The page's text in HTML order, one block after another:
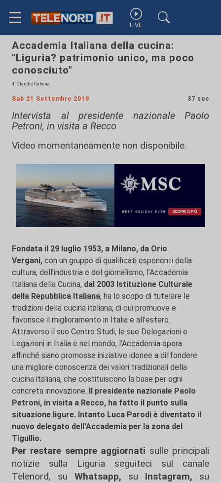
☰ LIVE
Accademia Italiana della cucina:
"Liguria? patrimonio unico, ma poco
conosciuto"
di Claudio Cabona
Sab 21 Settembre 2019 37 sec
Intervista al presidente nazionale Paolo
Petroni, in visita a Recco
Video momentaneamente non disponibile.
Fondata il 29 luglio 1953, a Milano, da Orio
Vergani, con un gruppo di qualificati esponenti della
cultura, dell’industria e del giornalismo, l’Accademia
Italiana della Cucina, dal 2003 Istituzione Culturale
della Repubblica Italiana, ha lo scopo di tutelare le
tradizioni della cucina italiana, di cui promuove e
favorisce il miglioramento in Italia e all’estero.
Attraverso il suo Centro Studi, le sue Delegazioni e
Legazioni in Italia e nel mondo, l’Accademia opera
affinché siano promosse iniziative idonee a diffondere
una migliore conoscenza dei valori tradizionali della
cucina italiana, che costituiscono la base per ogni
concreta innovazione. Il presidente nazionale Paolo
Petroni, in visita a Recco, ha fatto il punto sulla
situazione ligure. Intanto Luca Parodi è diventato il
nuovo delegato dell'Accademia per la zona del
Tigullio.
Per restare sempre aggiornati sulle principali
notizie sulla Liguria seguiteci sul canale
Telenord, su
Whatsapp, su Instagram, su